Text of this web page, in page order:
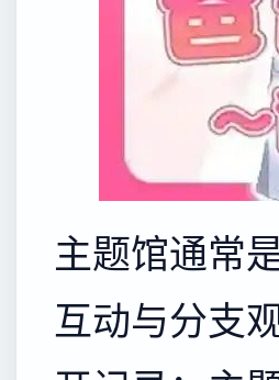
主题馆通常
互动与分支